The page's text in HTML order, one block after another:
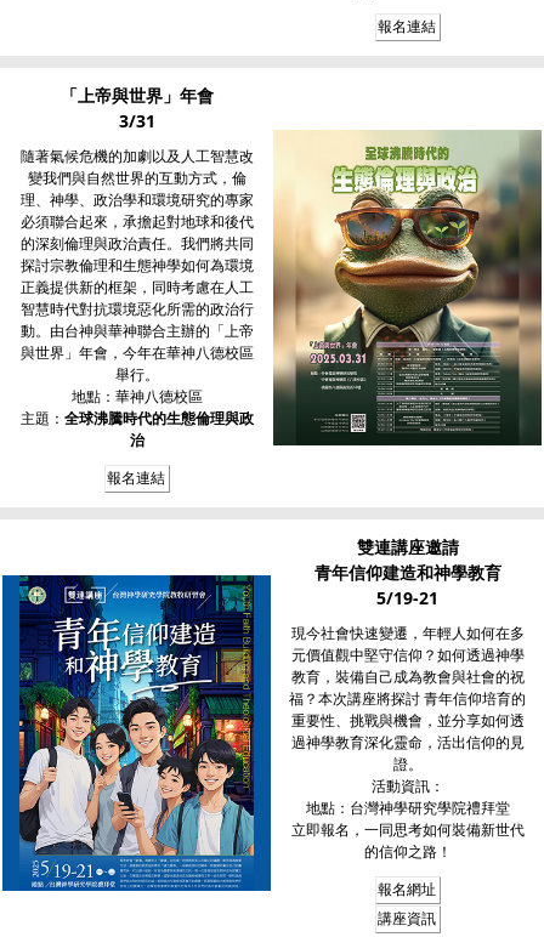
報名連結
「上帝與世界」年會
3/31
隨著氣候危機的加劇以及人工智慧改
變我們與自然世界的互動方式，倫
理、神學、政治學和環境研究的專家
必須聯合起來，承擔起對地球和後代
的深刻倫理與政治責任。我們將共同
探討宗教倫理和生態神學如何為環境
正義提供新的框架，同時考慮在人工
智慧時代對抗環境惡化所需的政治行
動。由台神與華神聯合主辦的「上帝
與世界」年會，今年在華神八德校區
舉行。
地點：華神八德校區
主題： 全球沸騰時代的生態倫理與政
治
報名連結
雙連講座邀請
青年信仰建造和神學教育
5/19-21
現今社會快速變遷，年輕人如何在多
元價值觀中堅守信仰？如何透過神學
教育，裝備自己成為教會與社會的祝
福？本次講座將探討 青年信仰培育的
重要性、挑戰與機會，並分享如何透
過神學教育深化靈命，活出信仰的見
證。
活動資訊：
地點：台灣神學研究學院禮拜堂
立即報名，一同思考如何裝備新世代
的信仰之路！
報名網址
講座資訊